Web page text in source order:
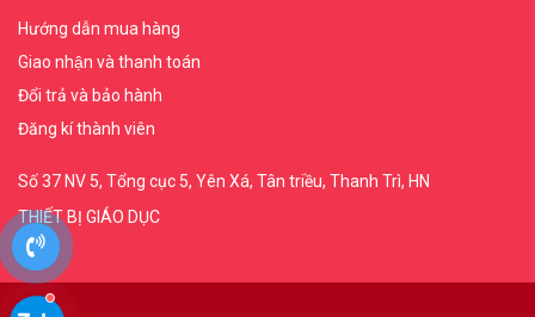
HÓA
TRƯỜNG
HỌC
THIẾT
BỊ
DẠY
HỌC
DÙNG
CHUNG
Hướng dẫn mua hàng
Giao nhận và thanh toán
Đổi trả và bảo hành
Đăng kí thành viên
Số 37 NV 5, Tổng cục 5, Yên Xá, Tân triều, Thanh Trì, HN
THIẾT BỊ GIÁO DỤC